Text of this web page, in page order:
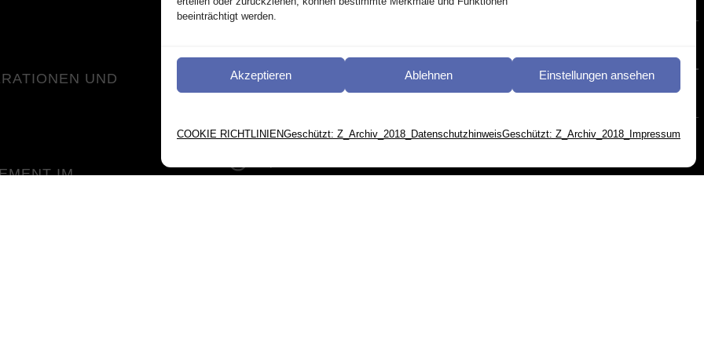
beeinträchtigt werden.
Akzeptieren Ablehnen Einstellungen ansehen
COOKIE RICHTLINIENGeschützt: Z_Archiv_2018_DatenschutzhinweisGeschützt: Z_Archiv_2018_Impressum
Quicklinks
UND
IM